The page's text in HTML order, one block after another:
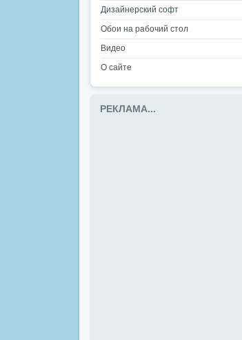
Дизайнерский софт
Обои на рабочий стол
Видео
О сайте
РЕКЛАМА...